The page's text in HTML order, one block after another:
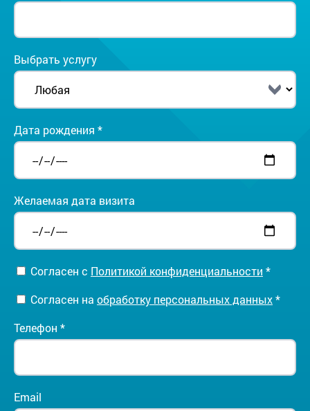
Выбрать услугу
Дата рождения *
Желаемая дата визита
Согласен с Политикой конфиденциальности *
Согласен на обработку персональных данных*
Телефон *
Email